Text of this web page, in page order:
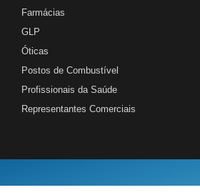
Farmácias
GLP
Óticas
Postos de Combustível
Profissionais da Saúde
Representantes Comerciais